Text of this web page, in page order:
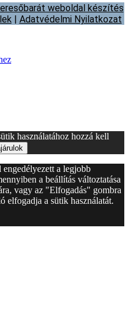
weboldal készítés
| Adatvédelmi Nyilatkozat
használatához hozzá kell
a legjobb
a beállítás változtatása
vagy az "Elfogadás" gombra
elfogadja a sütik használatát.